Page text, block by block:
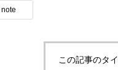
note
この記事のタ